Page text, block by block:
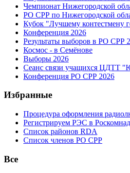
Чемпионат Нижегородской
РО СРР по Нижегородской
Кубок "Лучшему контестмену
Конференция 2026
Результаты выборов в РО СРР
Космос - в Семёнове
Выборы 2026
Сеанс связи учащихся ЦДТТ
Конференция РО СРР 2026
Избранные
Процедура оформления
Регистрируем РЭС в
Список районов RDA
Список членов РО СРР
Все